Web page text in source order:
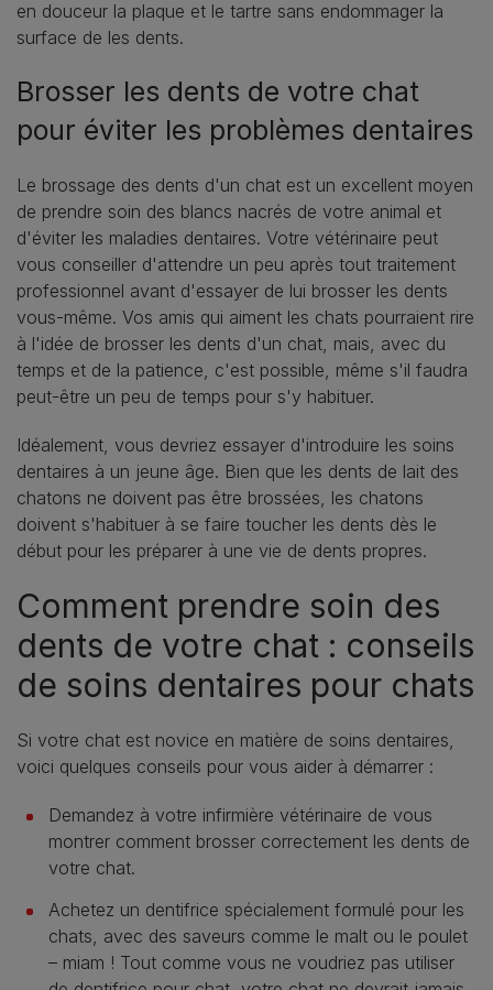
en douceur la plaque et le tartre sans endommager la
surface de les dents.
Brosser les dents de votre chat
pour éviter les problèmes dentaires
Le brossage des dents d'un chat est un excellent moyen
de prendre soin des blancs nacrés de votre animal et
d'éviter les maladies dentaires. Votre vétérinaire peut
vous conseiller d'attendre un peu après tout traitement
professionnel avant d'essayer de lui brosser les dents
vous-même. Vos amis qui aiment les chats pourraient rire
à l'idée de brosser les dents d'un chat, mais, avec du
temps et de la patience, c'est possible, même s'il faudra
peut-être un peu de temps pour s'y habituer.
Idéalement, vous devriez essayer d'introduire les soins
dentaires à un jeune âge. Bien que les dents de lait des
chatons ne doivent pas être brossées, les chatons
doivent s'habituer à se faire toucher les dents dès le
début pour les préparer à une vie de dents propres.
Comment prendre soin des
dents de votre chat : conseils
de soins dentaires pour chats
Si votre chat est novice en matière de soins dentaires,
voici quelques conseils pour vous aider à démarrer :
Demandez à votre infirmière vétérinaire de vous
montrer comment brosser correctement les dents de
votre chat.
Achetez un dentifrice spécialement formulé pour les
chats, avec des saveurs comme le malt ou le poulet
– miam ! Tout comme vous ne voudriez pas utiliser